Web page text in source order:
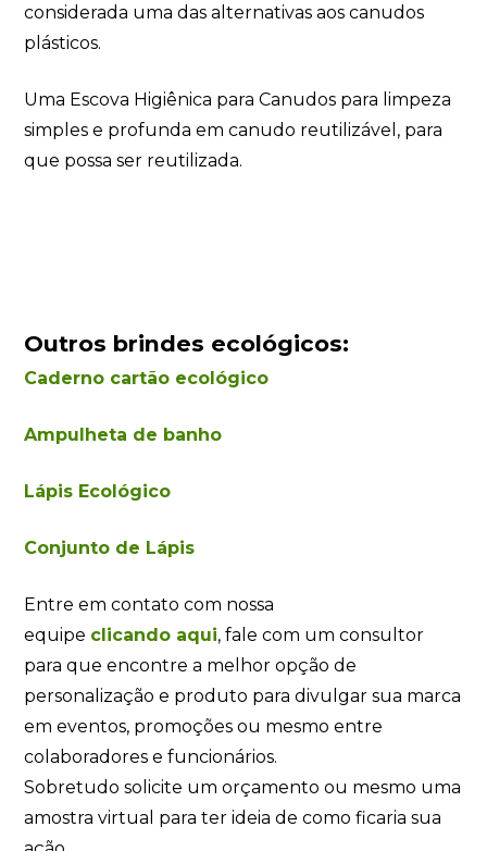
considerada uma das alternativas aos canudos
plásticos.
Uma Escova Higiênica para Canudos para limpeza
simples e profunda em canudo reutilizável, para
que possa ser reutilizada.
Outros brindes ecológicos:
Caderno cartão ecológico
Ampulheta de banho
Lápis Ecológico
Conjunto de Lápis
Entre em contato com nossa
equipe clicando aqui, fale com um consultor
para que encontre a melhor opção de
personalização e produto para divulgar sua marca
em eventos, promoções ou mesmo entre
colaboradores e funcionários.
Sobretudo solicite um orçamento ou mesmo uma
amostra virtual para ter ideia de como ficaria sua